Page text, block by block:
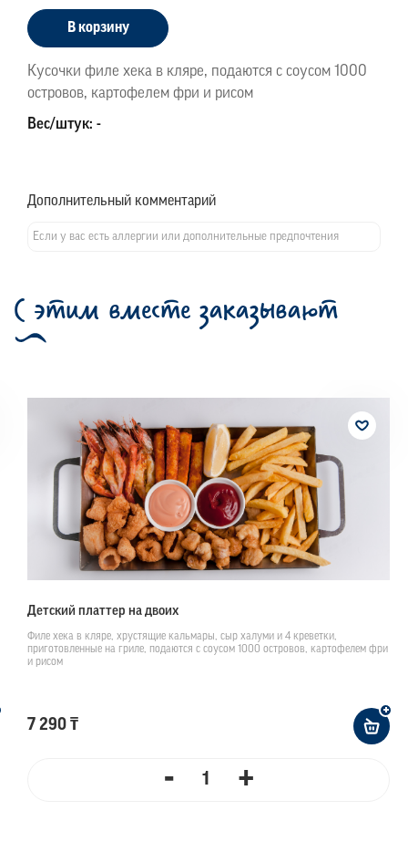
В корзину
Кусочки филе хека в кляре, подаются с соусом 1000
островов, картофелем фри и рисом
Вес/штук: -
Дополнительный комментарий
С этим вместе заказывают
Детский платтер на двоих
Филе хека в кляре, хрустящие кальмары, сыр халуми и 4 креветки,
приготовленные на гриле, подаются с соусом 1000 островов, картофелем фри
и рисом
7 290 ₸
- +